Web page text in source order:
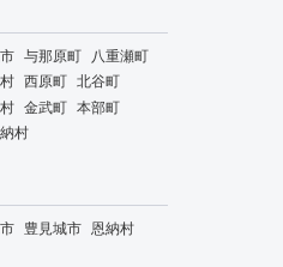
与那原町 八重瀬町
西原町 北谷町
金武町 本部町
村
豊見城市 恩納村